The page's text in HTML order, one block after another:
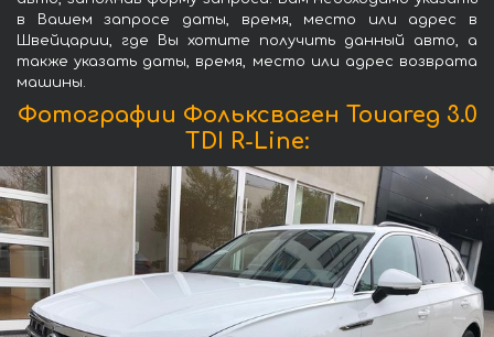
в Вашем запросе даты, время, место или адрес в
Швейцарии, где Вы хотите получить данный авто, а
также указать даты, время, место или адрес возврата
машины.
Фотографии Фольксваген Touareg 3.0
TDI R-Line: